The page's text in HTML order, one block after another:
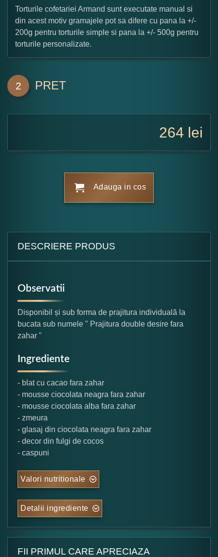
Torturile cofetariei Armand sunt executate manual si
din acest motiv gramajele pot sa difere cu pana la +/-
200g pentru torturile simple si pana la +/- 500g pentru
torturile personalizate.
2 PRET
264 lei
Adauga in cos
DESCRIERE PRODUS
Observatii
Disponibil și sub forma de prajitura individuală la
bucata sub numele " Prajitura double desire fara
zahar "
Ingrediente
- blat cu cacao fara zahar
- mousse ciocolata neagra fara zahar
- mousse ciocolata alba fara zahar
- zmeura
- glasaj din ciocolata neagra fara zahar
- decor din fulgi de cocos
- caspuni
Valori nutritionale
Detalii ingrediente
FII PRIMUL CARE APRECIAZA